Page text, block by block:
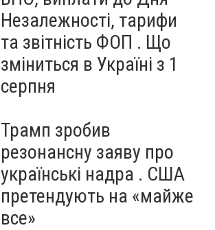
Незалежності, тарифи
та звітність ФОП . Що
зміниться в Україні з 1
серпня
Трамп зробив
резонансну заяву про
українські надра . США
претендують на «майже
все»